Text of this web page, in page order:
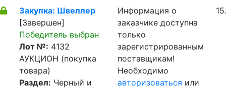
Закупка: Швеллер
[Завершен]
Победитель выбран
Лот №: 4132
АУКЦИОН (покупка
товара)
Раздел: Черный и
Информация о
заказчике доступна
только
зарегистрированным
поставщикам!
Необходимо
авторизоваться или